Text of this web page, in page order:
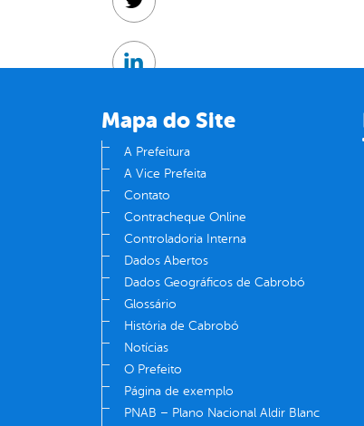
Twitter
Linkedin
Mapa do Site
A Prefeitura
A Vice Prefeita
Contato
Contracheque Online
Controladoria Interna
Dados Abertos
Dados Geográficos de Cabrobó
Glossário
História de Cabrobó
Notícias
O Prefeito
Página de exemplo
PNAB – Plano Nacional Aldir Blanc